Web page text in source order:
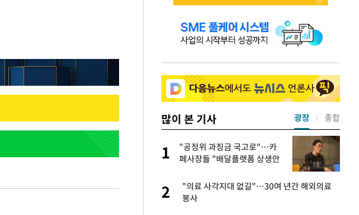
많이 본 기사
망…또 배우 꿈꾸는 스타 2세
정부, 전 산업에 'AI 옷' 입힌다…AI 로봇 연
1
"공정위 과징금 국고로"…카
페사장들 "배달플랫폼 상생안
2
"의료 사각지대 없길"…30여 년간 해외의료
봉사
광장 종합